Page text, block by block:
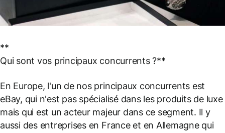
**
Qui sont vos principaux concurrents ?**
En Europe, l'un de nos principaux concurrents est
eBay, qui n'est pas spécialisé dans les produits de luxe
mais qui est un acteur majeur dans ce segment. Il y
aussi des entreprises en France et en Allemagne qui